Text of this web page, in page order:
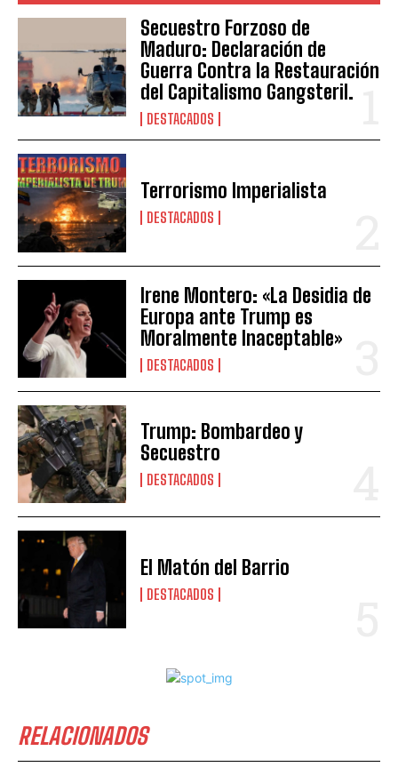
Secuestro Forzoso de
Maduro: Declaración de
Guerra Contra la Restauración
del Capitalismo Gangsteril.
DESTACADOS
Terrorismo Imperialista
DESTACADOS
Irene Montero: «La Desidia de
Europa ante Trump es
Moralmente Inaceptable»
DESTACADOS
Trump: Bombardeo y
Secuestro
DESTACADOS
El Matón del Barrio
DESTACADOS
RELACIONADOS